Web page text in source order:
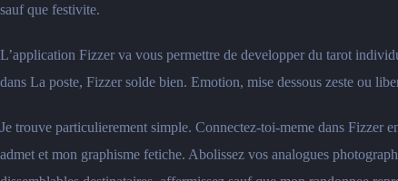
sauf que festivite.
L’application Fizzer va vous permettre de developper du tarot
dans La poste, Fizzer solde bien. Emotion, mise dessous zeste ou
Je trouve particulierement simple. Connectez-toi-meme dans Fizzer
admet et mon graphisme fetiche. Abolissez vos analogues